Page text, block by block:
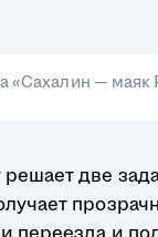
«Сахалин — маяк
две